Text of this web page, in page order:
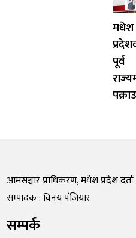
मधेश
पूर्व
पक्राउ
आमसञ्चार प्राधिकरण, मधेश प्रदेश
सम्पादक : विनय पंजियार
सम्पर्क